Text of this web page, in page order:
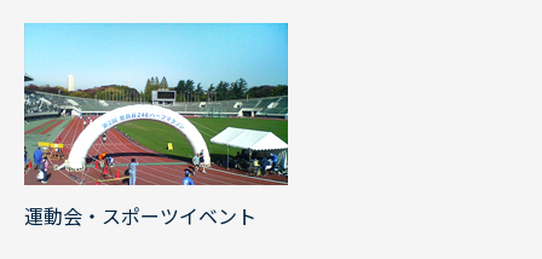
運動会・スポーツイベント